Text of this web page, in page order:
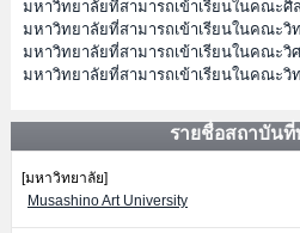
มหาวิทยาลัยที่สามารถเข้าเรียนในคณะศิ
มหาวิทยาลัยที่สามารถเข้าเรียนในคณะวิ
มหาวิทยาลัยที่สามารถเข้าเรียนในคณะวิ
มหาวิทยาลัยที่สามารถเข้าเรียนในคณะวิ
รายชื่อสถาบัน
[มหาวิทยาลัย]
Musashino Art University